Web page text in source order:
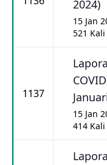
2024)
15 Jan
521 Kali
1137
15 Jan
414 Kali